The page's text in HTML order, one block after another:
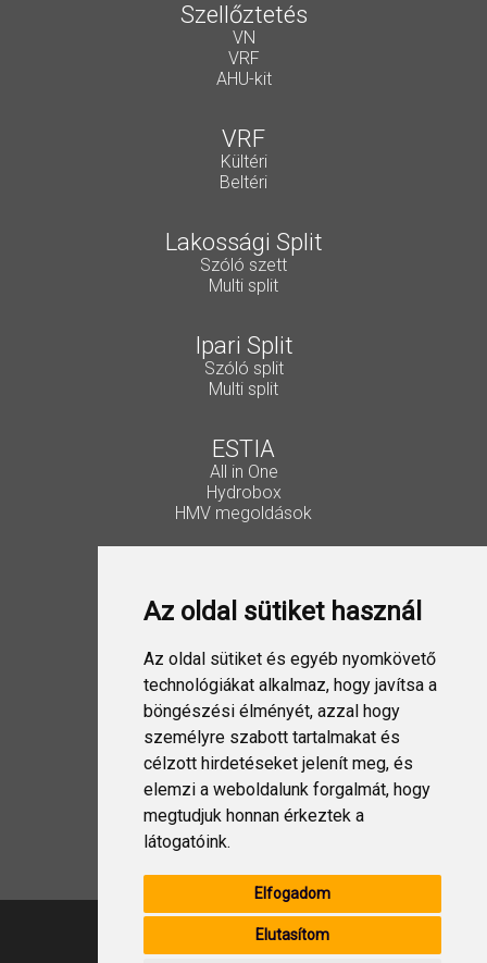
Az oldal sütiket használ
Az oldal sütiket és egyéb nyomkövető
technológiákat alkalmaz, hogy javítsa a
böngészési élményét, azzal hogy
személyre szabott tartalmakat és
célzott hirdetéseket jelenít meg, és
elemzi a weboldalunk forgalmát, hogy
megtudjuk honnan érkeztek a
látogatóink.
Elfogadom
Elutasítom
Szellőztetés
VN
VRF
AHU-kit
VRF
Kültéri
Beltéri
Lakossági Split
Szóló szett
Multi split
Ipari Split
Szóló split
Multi split
ESTIA
All in One
Hydrobox
HMV megoldások
Lakossági Split
Ipari Split
ESTIA
Szellőztetés
Folyadékhűtő
USX EDGE
Design Split
Címünk: 1044 Budapest, Ipari Park utca 8.